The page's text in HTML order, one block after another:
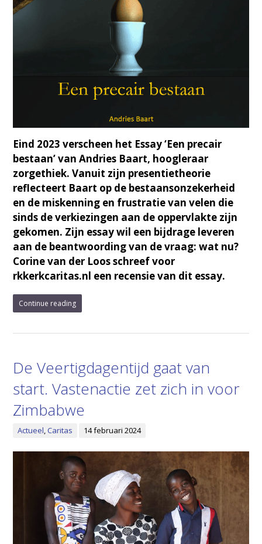
Eind 2023 verscheen het Essay ‘Een precair
bestaan’ van Andries Baart, hoogleraar
zorgethiek. Vanuit zijn presentietheorie
reflecteert Baart op de bestaansonzekerheid
en de miskenning en frustratie van velen die
sinds de verkiezingen aan de oppervlakte zijn
gekomen. Zijn essay wil een bijdrage leveren
aan de beantwoording van de vraag: wat nu?
Corine van der Loos schreef voor
rkkerkcaritas.nl een recensie van dit essay.
Continue reading
De Veertigdagentijd gaat van
start. Vastenactie zet zich in voor
Zimbabwe
Actueel,Caritas 14 februari 2024